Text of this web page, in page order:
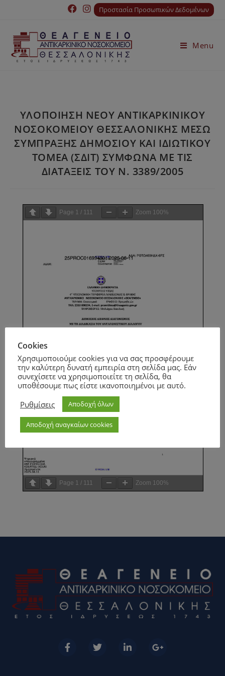
Προστασία Προσωπικών Δεδομένων
Menu
ΥΛΟΠΟΙΗΣΗ ΝΕΟΥ ΑΝΤΙΚΑΡΚΙΝΙΚΟΥ
ΝΟΣΟΚΟΜΕΙΟΥ ΘΕΣΣΑΛΟΝΙΚΗΣ ΜΕΣΩ
ΣΥΜΠΡΑΞΗΣ ΔΗΜΟΣΙΟΥ ΚΑΙ ΙΔΙΩΤΙΚΟΥ
ΤΟΜΕΑ (ΣΔΙΤ) ΣΥΜΦΩΝΑ ΜΕ ΤΙΣ
ΔΙΑΤΑΞΕΙΣ ΤΟΥ Ν. 3389/2005
Page 1 / 111 Zoom 100%
Page 1 / 111 Zoom 100%
Cookies
Χρησιμοποιούμε cookies για να σας προσφέρουμε
την καλύτερη δυνατή εμπειρία στη σελίδα μας. Εάν
συνεχίσετε να χρησιμοποιείτε τη σελίδα, θα
υποθέσουμε πως είστε ικανοποιημένοι με αυτό.
Ρυθμίσεις
Αποδοχή όλων
Αποδοχή αναγκαίων cookies